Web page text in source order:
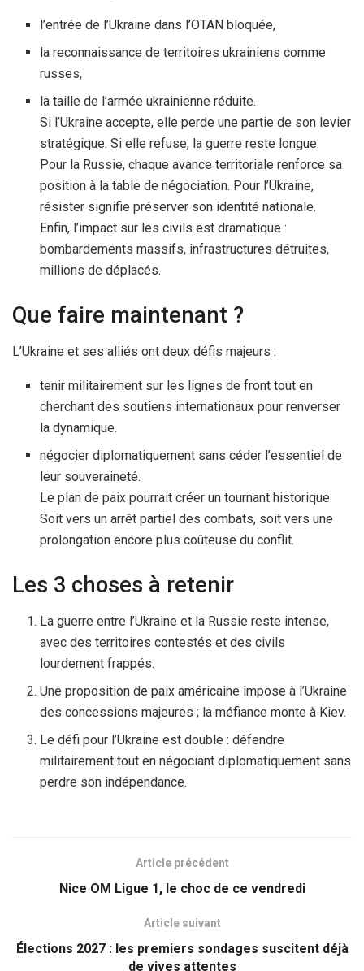
l’entrée de l’Ukraine dans l’OTAN bloquée,
la reconnaissance de territoires ukrainiens comme
russes,
la taille de l’armée ukrainienne réduite.
Si l’Ukraine accepte, elle perde une partie de son levier
stratégique. Si elle refuse, la guerre reste longue.
Pour la Russie, chaque avance territoriale renforce sa
position à la table de négociation. Pour l’Ukraine,
résister signifie préserver son identité nationale.
Enfin, l’impact sur les civils est dramatique :
bombardements massifs, infrastructures détruites,
millions de déplacés.
Que faire maintenant ?
L’Ukraine et ses alliés ont deux défis majeurs :
tenir militairement sur les lignes de front tout en
cherchant des soutiens internationaux pour renverser
la dynamique.
négocier diplomatiquement sans céder l’essentiel de
leur souveraineté.
Le plan de paix pourrait créer un tournant historique.
Soit vers un arrêt partiel des combats, soit vers une
prolongation encore plus coûteuse du conflit.
Les 3 choses à retenir
La guerre entre l’Ukraine et la Russie reste intense,
avec des territoires contestés et des civils
lourdement frappés.
Une proposition de paix américaine impose à l’Ukraine
des concessions majeures ; la méfiance monte à Kiev.
Le défi pour l’Ukraine est double : défendre
militairement tout en négociant diplomatiquement sans
perdre son indépendance.
Article précédent
Nice OM Ligue 1, le choc de ce vendredi
Article suivant
Élections 2027 : les premiers sondages suscitent déjà
de vives attentes